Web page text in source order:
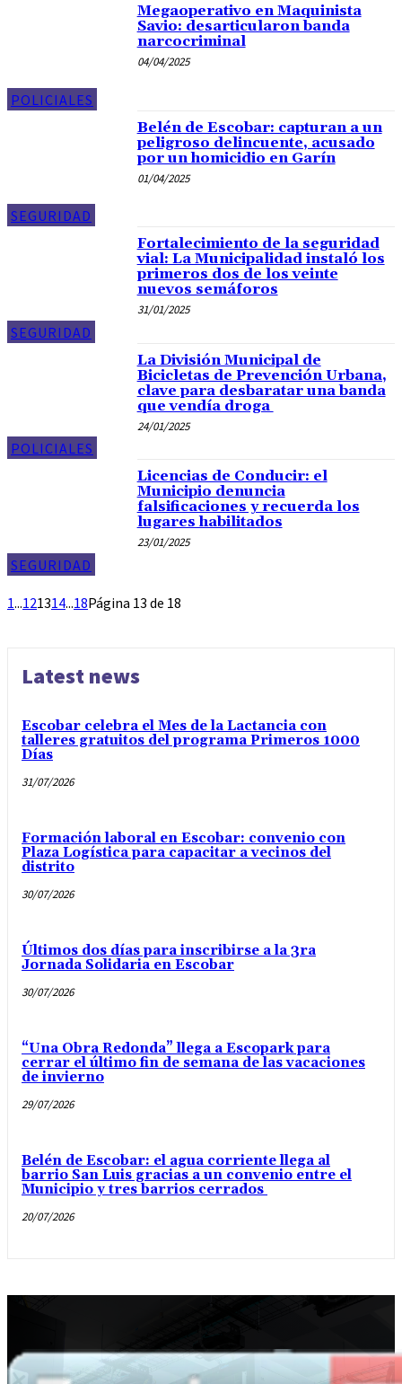
POLICIALES
Megaoperativo en Maquinista
Savio: desarticularon banda
narcocriminal
04/04/2025
SEGURIDAD
Belén de Escobar: capturan a un
peligroso delincuente, acusado
por un homicidio en Garín
01/04/2025
SEGURIDAD
Fortalecimiento de la seguridad
vial: La Municipalidad instaló los
primeros dos de los veinte
nuevos semáforos
31/01/2025
POLICIALES
La División Municipal de
Bicicletas de Prevención Urbana,
clave para desbaratar una banda
que vendía droga
24/01/2025
SEGURIDAD
Licencias de Conducir: el
Municipio denuncia
falsificaciones y recuerda los
lugares habilitados
23/01/2025
1...121314...18Página 13 de 18
Latest news
Escobar celebra el Mes de la Lactancia con
talleres gratuitos del programa Primeros 1000
Días
31/07/2026
Formación laboral en Escobar: convenio con
Plaza Logística para capacitar a vecinos del
distrito
30/07/2026
Últimos dos días para inscribirse a la 3ra
Jornada Solidaria en Escobar
30/07/2026
“Una Obra Redonda” llega a Escopark para
cerrar el último fin de semana de las vacaciones
de invierno
29/07/2026
Belén de Escobar: el agua corriente llega al
barrio San Luis gracias a un convenio entre el
Municipio y tres barrios cerrados
20/07/2026